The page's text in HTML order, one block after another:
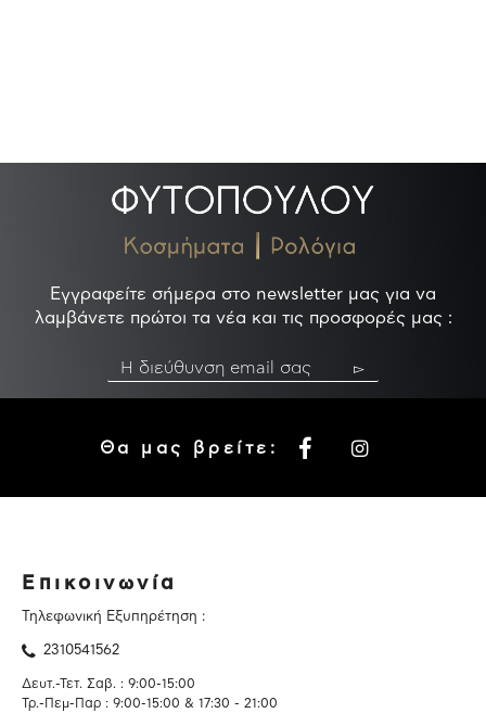
Εγγραφείτε σήμερα στο newsletter μας για να
λαμβάνετε πρώτοι τα νέα και τις προσφορές μας :
▻
Θα μας βρείτε:
Επικοινωνία
Τηλεφωνική Εξυπηρέτηση :
2310541562
Δευτ.-Τετ. Σαβ. : 9:00-15:00
Τρ.-Πεμ-Παρ : 9:00-15:00 & 17:30 - 21:00